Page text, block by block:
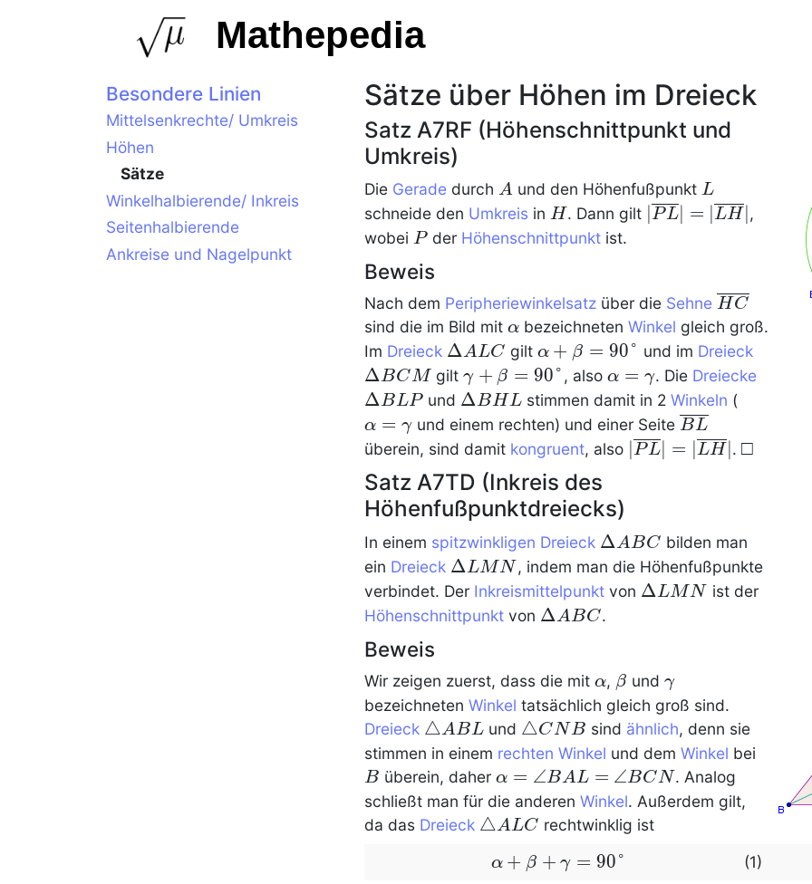
Mathepedia
Sätze über Höhen im Dreieck
Satz A7RF (Höhenschnittpunkt und
Umkreis)
Die Gerade durch A
A und den Höhenfußpunkt L
L
schneide den Umkreis in H
H. Dann gilt PL∣ = ∣LH ,
wobei P
Pder Höhenschnittpunktist.
Beweis
Nach dem Peripheriewinkelsatz über die Sehne \ovl{HC}
H C
sind die im Bild mit \alpha
α bezeichnetenWinkel gleich groß.
Im Dreieck \Delta
ALC
ΔALC gilt \alpha+\beta=90°
α + β = 90° und im Dreieck\Delta
BCM
ΔBCMgilt \gamma+\beta=90°
γ + β = 90°, also\alpha=\gamma
α = γ. Die Dreiecke
ΔBLPund \Delta
BHL
ΔBHLstimmen damit in 2 Winkeln (
α = γund einem rechten) und einer Seite \ovl{BL}
BL
überein, sind damit kongruent, also PL = LH∣ . \qed
□
Satz A7TD (Inkreis des
Höhenfußpunktdreiecks)
In einem spitzwinkligen Dreieck \Delta
ABC
ΔABC bilden man
ein Dreieck \Delta
LMN
ΔLMN , indem man die Höhenfußpunkte
verbindet. Der Inkreismittelpunkt von \Delta
ΔLMN ist der
Höhenschnittpunkt von \Delta
ΔABC.
Beweis
Wir zeigen zuerst, dass die mit \alpha
α, \beta
β und\gamma
γ
bezeichneten Winkel tatsächlich gleich groß sind.
Dreieck \triangle
ABL
△ABL und \triangle
CNB
△CNB sind ähnlich, denn sie
stimmen in einem rechten Winkel und dem Winkel bei
B überein, daher\alpha=\angle
BAL=\angle
BCN
α = ∠BAL = ∠BCN. Analog
schließt man für die anderen Winkel. Außerdem gilt,
da das Dreieck \triangle
△ALC rechtwinklig ist
\alpha+\beta+\gamma=90°
α + β + γ = 90° (1)
Besondere Linien
Mittelsenkrechte/ Umkreis
Höhen
Sätze
Winkelhalbierende/ Inkreis
Seitenhalbierende
Ankreise und Nagelpunkt